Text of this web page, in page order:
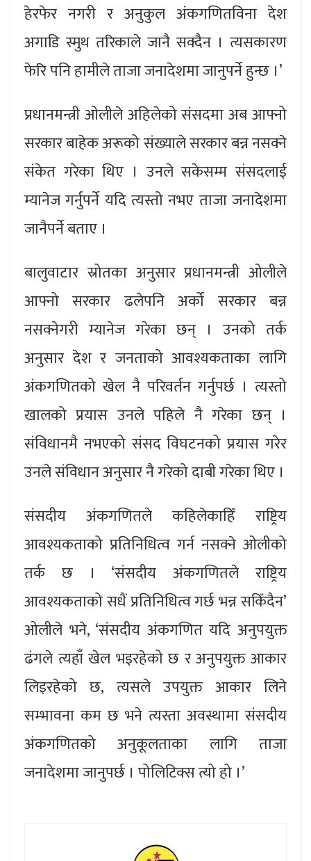
हेरफेर नगरी र अनुकुल अंकगणितविना देश
अगाडि स्मुथ तरिकाले जानै सक्दैन । त्यसकारण
फेरि पनि हामीले ताजा जनादेशमा जानुपर्ने हुन्छ ।’
प्रधानमन्त्री ओलीले अहिलेको संसदमा अब आफ्नो
सरकार बाहेक अरूको संख्याले सरकार बन्न नसक्ने
संकेत गरेका थिए । उनले सकेसम्म संसदलाई
म्यानेज गर्नुपर्ने यदि त्यस्तो नभए ताजा जनादेशमा
जानैपर्ने बताए ।
बालुवाटार स्रोतका अनुसार प्रधानमन्त्री ओलीले
आफ्नो सरकार ढलेपनि अर्को सरकार बन्न
नसक्नेगरी म्यानेज गरेका छन् । उनको तर्क
अनुसार देश र जनताको आवश्यकताका लागि
अंकगणितको खेल नै परिवर्तन गर्नुपर्छ । त्यस्तो
खालको प्रयास उनले पहिले नै गरेका छन् ।
संविधानमै नभएको संसद विघटनको प्रयास गरेर
उनले संविधान अनुसार नै गरेको दाबी गरेका थिए ।
संसदीय अंकगणितले कहिलेकाहिँ राष्ट्रिय
आवश्यकताको प्रतिनिधित्व गर्न नसक्ने ओलीको
तर्क छ । ‘संसदीय अंकगणितले राष्ट्रिय
आवश्यकताको सधैं प्रतिनिधित्व गर्छ भन्न सकिँदैन’
ओलीले भने, ‘संसदीय अंकगणित यदि अनुपयुक्त
ढंगले त्यहाँ खेल भइरहेको छ र अनुपयुक्त आकार
लिइरहेको छ, त्यसले उपयुक्त आकार लिने
सम्भावना कम छ भने त्यस्ता अवस्थामा संसदीय
अंकगणितको अनुकूलताका लागि ताजा
जनादेशमा जानुपर्छ । पोलिटिक्स त्यो हो ।’